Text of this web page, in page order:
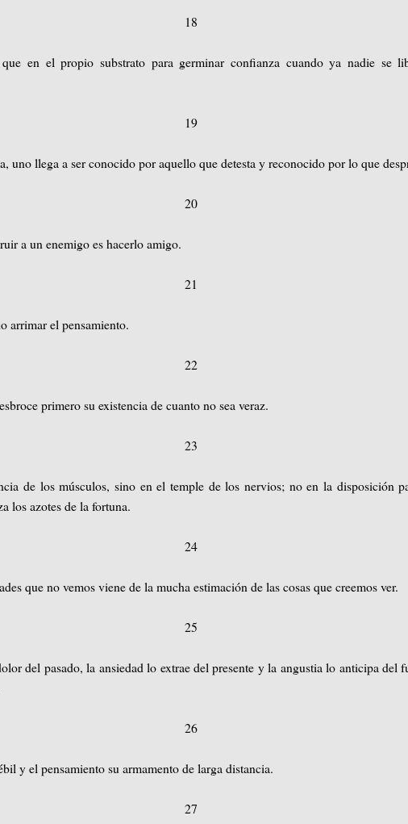
18
en el propio substrato para germinar confianza cuando ya nadie se
19
uno llega a ser conocido por aquello que detesta y reconocido por lo que
20
a un enemigo es hacerlo amigo.
21
arrimar el pensamiento.
22
primero su existencia de cuanto no sea veraz.
23
de los músculos, sino en el temple de los nervios; no en la disposición
los azotes de la fortuna.
24
que no vemos viene de la mucha estimación de las cosas que creemos ver.
25
del pasado, la ansiedad lo extrae del presente y la angustia lo anticipa del
26
y el pensamiento su armamento de larga distancia.
27